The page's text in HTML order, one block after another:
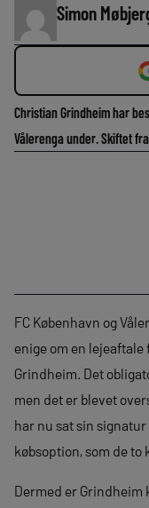
Simon
Christian Grindheim har
Vålerenga under. Skiftet
FC København og
enige om en
Grindheim. Det
men det er blevet
har nu sat sin
købsoption, som de to
Dermed er Grindheim